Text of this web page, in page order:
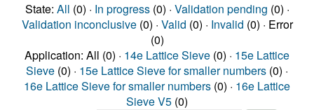
State: All (0) · In progress(0) · Validation pending (0) ·
Validation inconclusive(0) · Valid (0) · Invalid (0) · Error
(0)
Application: All (0) · 14e Lattice Sieve (0) · 15e Lattice
Sieve (0) · 15e Lattice Sieve for smaller numbers (0) ·
16e Lattice Sieve for smaller numbers (0) · 16e Lattice
Sieve V5 (0)